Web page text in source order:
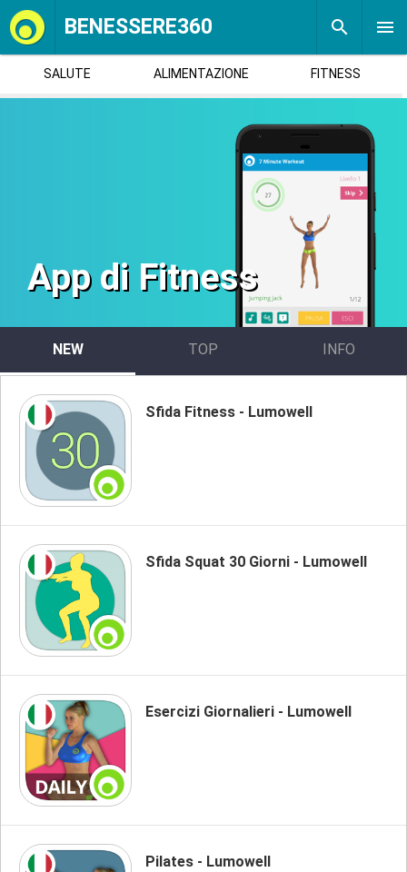
BENESSERE360
SALUTE ALIMENTAZIONE FITNESS
App di Fitness
NEW
Sfida Fitness - Lumowell
Sfida Squat 30 Giorni - Lumowell
Esercizi Giornalieri - Lumowell
Pilates - Lumowell
TOP INFO